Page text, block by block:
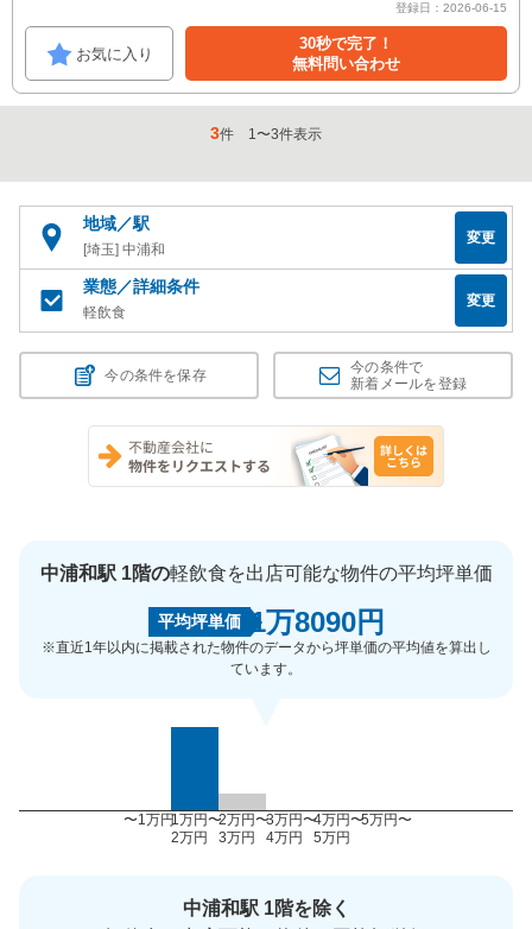
登録日：2026-06-15
お気に入り
30秒で完了！
無料問い合わせ
3件 1〜3件表示
地域／駅
[埼玉] 中浦和
変更
業態／詳細条件
軽飲食
変更
今の条件を保存
今の条件で
新着メールを登録
中浦和駅 1階の軽飲食を出店可能な物件の平均坪単価
平均坪単価 1万8090円
※直近1年以内に掲載された物件のデータから坪単価の平均値を算出し
ています。
〜1万円1万円〜
2万円
2万円〜
3万円
3万円〜
4万円
4万円〜
5万円
5万円〜
中浦和駅 1階を除く